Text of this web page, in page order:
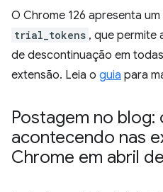
O Chrome 126 apresenta
trial_tokens , que permite
de descontinuação em
extensão. Leia o guia para
Postagem no blog:
acontecendo nas
Chrome em abril